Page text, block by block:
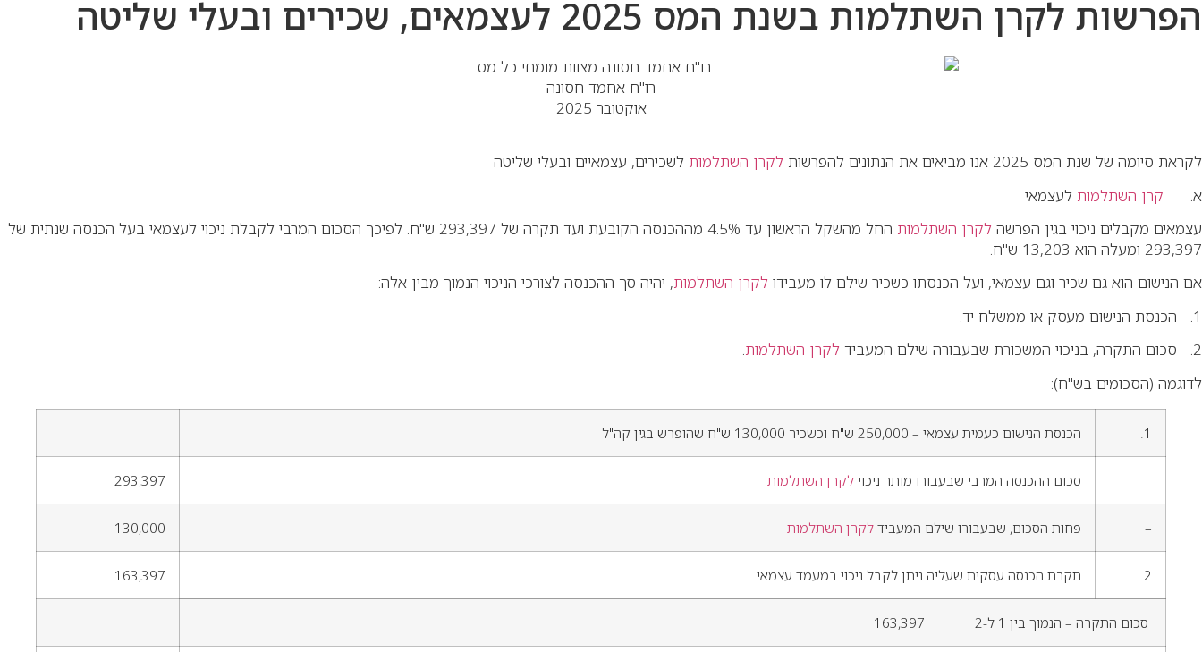
הפרשות לקרן השתלמות בשנת המס 2025 לעצמאים, שכירים ובעלי שליטה
רו"ח אחמד חסונה
אוקטובר 2025
לקראת סיומה של שנת המס 2025 אנו מביאים את הנתונים להפרשות לקרן השתלמות לשכירים, עצמאיים ובעלי שליטה
א. קרן השתלמות לעצמאי
עצמאים מקבלים ניכוי בגין הפרשה לקרן השתלמות
החל מהשקל הראשון עד 4.5% מההכנסה הקובעת ועד תקרה של 293,397 ש"ח. לפיכך הסכום המרבי לקבלת ניכוי לעצמאי בעל הכנסה שנתית של
293,397 ומעלה הוא 13,203 ש"ח.
אם הנישום הוא גם שכיר וגם עצמאי, ועל הכנסתו כשכיר שילם לו מעבידו לקרן השתלמות, יהיה סך ההכנסה לצורכי הניכוי הנמוך מבין אלה:
1. הכנסת הנישום מעסק או ממשלח יד.
2. סכום התקרה, בניכוי המשכורת שבעבורה שילם המעביד
לקרן השתלמות.
לדוגמה (הסכומים בש"ח):
1. הכנסת הנישום כעמית עצמאי – 250,000 ש"ח וכשכיר 130,000 ש"ח שהופרש בגין קה"ל
סכום ההכנסה המרבי שבעבורו מותר ניכוי לקרן השתלמות 293,397
– פחות הסכום, שבעבורו שילם המעביד לקרן השתלמות 130,000
2. תקרת הכנסה עסקית שעליה ניתן לקבל ניכוי במעמד עצמאי 163,397
סכום התקרה – הנמוך בין 1 ל-2 163,397